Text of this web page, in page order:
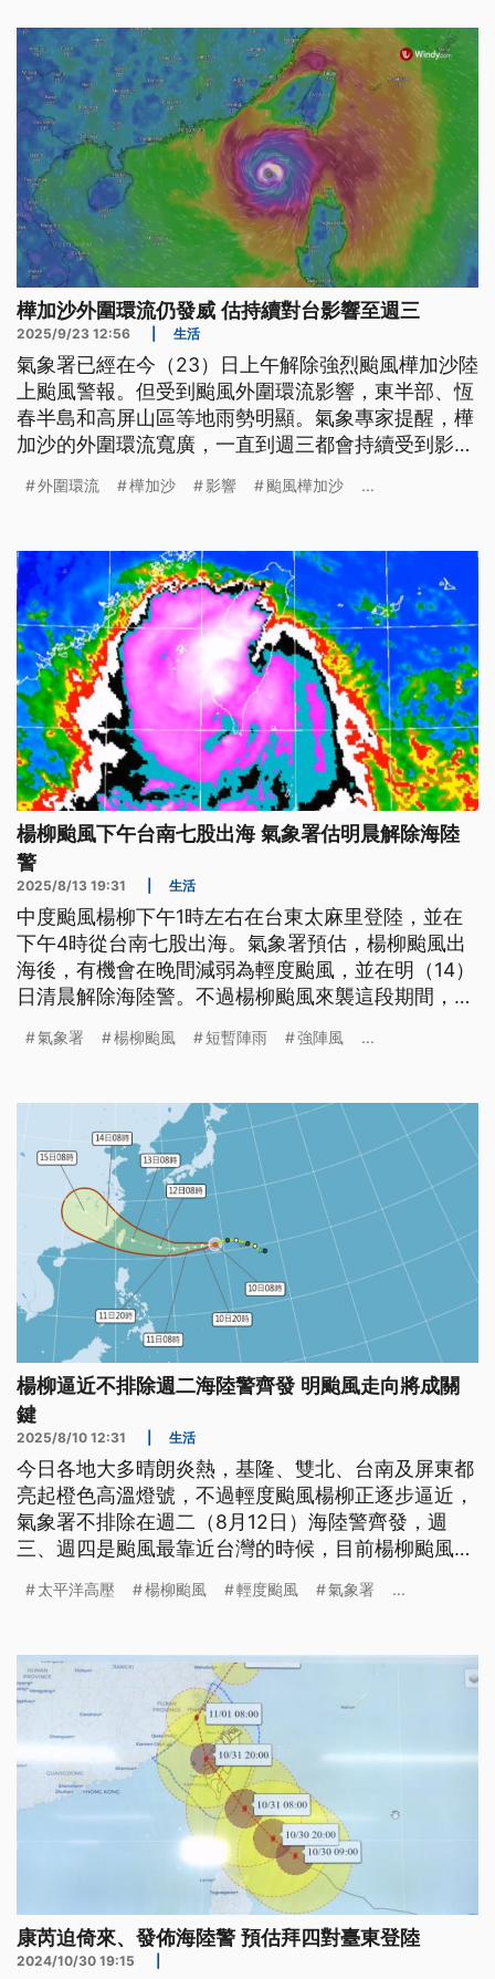
樺加沙外圍環流仍發威 估持續對台影響至週三
2025/9/23 12:56 生活
氣象署已經在今（23）日上午解除強烈颱風樺加沙陸
上颱風警報。但受到颱風外圍環流影響，東半部、恆
春半島和高屏山區等地雨勢明顯。氣象專家提醒，樺
加沙的外圍環流寬廣，一直到週三都會持續受到影
外圍環流 樺加沙 影響 颱風樺加沙 ...
楊柳颱風下午台南七股出海 氣象署估明晨解除海陸
警
2025/8/13 19:31 生活
中度颱風楊柳下午1時左右在台東太麻里登陸，並在
下午4時從台南七股出海。氣象署預估，楊柳颱風出
海後，有機會在晚間減弱為輕度颱風，並在明（14）
日清晨解除海陸警。不過楊柳颱風來襲這段期間，蘭
晨，花東、嘉義以南及高屏等地山區、還有金門，還
氣象署 楊柳颱風 短暫陣雨 強陣風 ...
楊柳逼近不排除週二海陸警齊發 明颱風走向將成關
鍵
2025/8/10 12:31 生活
今日各地大多晴朗炎熱，基隆、雙北、台南及屏東都
亮起橙色高溫燈號，不過輕度颱風楊柳正逐步逼近，
氣象署不排除在週二（8月12日）海陸警齊發，週
三、週四是颱風最靠近台灣的時候，目前楊柳颱風的
定。
太平洋高壓 楊柳颱風 輕度颱風 氣象署 ...
康芮迫倚來、發佈海陸警 預估拜四對臺東登陸
2024/10/30 19:15